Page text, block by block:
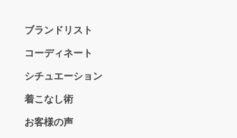
ブランドリスト
コーディネート
シチュエーション
着こなし術
お客様の声